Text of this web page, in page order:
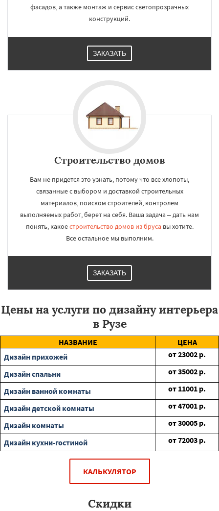
фасадов, а также монтаж и сервис светопрозрачных
конструкций.
ЗАКАЗАТЬ
Строительство домов
Вам не придется это узнать, потому что все хлопоты,
связанные с выбором и доставкой строительных
материалов, поиском строителей, контролем
выполняемых работ, берет на себя. Ваша задача – дать нам
понять, какоестроительство домов из бруса вы хотите.
Все остальное мы выполним.
ЗАКАЗАТЬ
Цены на услуги по дизайну интерьера
в Рузе
НАЗВАНИЕ
ЦЕНА
Дизайн прихожей
от23002 р.
Дизайн спальни
от35002 р.
Дизайн ванной комнаты
от 11001 р.
Дизайн детской комнаты
от47001 р.
Дизайн комнаты
от30005 р.
Дизайн кухни-гостиной
от72003 р.
КАЛЬКУЛЯТОР
Скидки